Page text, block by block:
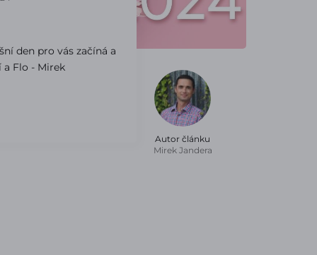
den pro vás začíná a
a Flo - Mirek
Autor článku
Mirek Jandera